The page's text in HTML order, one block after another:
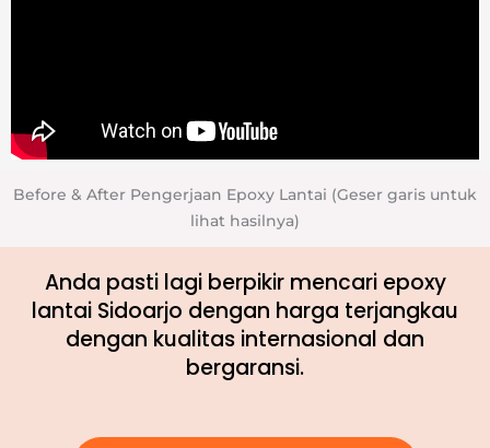
Before & After Pengerjaan Epoxy Lantai (Geser garis untuk
lihat hasilnya)
Anda pasti lagi berpikir mencari epoxy
lantai Sidoarjo dengan harga terjangkau
dengan kualitas internasional dan
bergaransi.